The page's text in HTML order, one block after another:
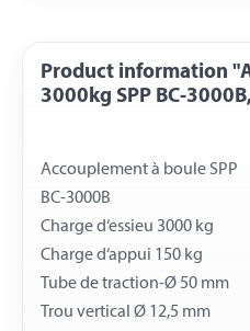
Product information
3000kg SPP BC-
Accouplement à boule SPP
BC-3000B
Charge d‘essieu 3000 kg
Charge d‘appui 150 kg
Tube de traction-Ø 50 mm
Trou vertical Ø 12,5 mm